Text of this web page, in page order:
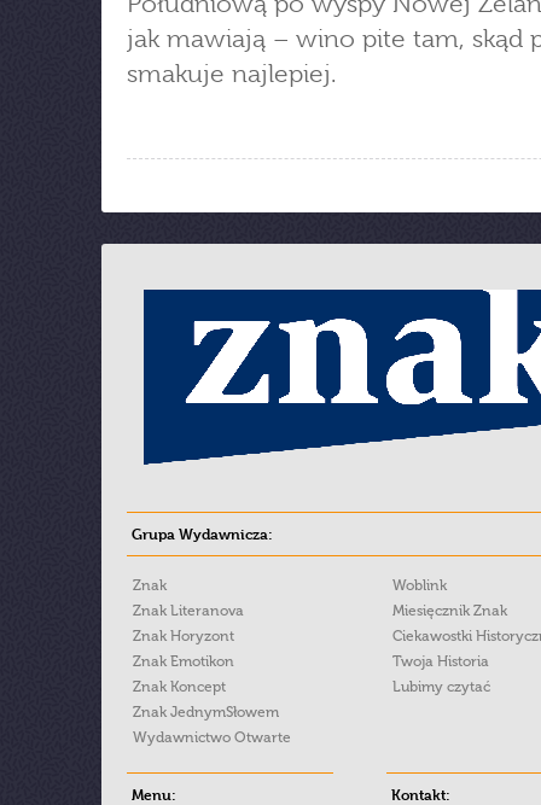
jak mawiają – wino pite tam, skąd
smakuje najlepiej.
Grupa Wydawnicza:
Znak
Znak Literanova
Znak Horyzont
Znak Emotikon
Znak Koncept
Znak JednymSłowem
Wydawnictwo Otwarte
Woblink
Miesięcznik Znak
Ciekawostki
Twoja Historia
Lubimy czytać
Menu: Kontakt: